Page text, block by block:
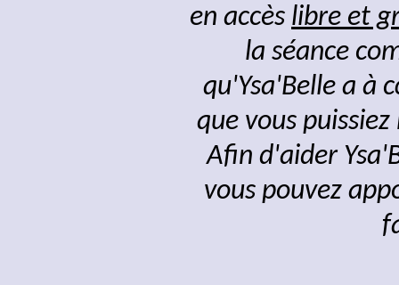
en accès libre et
la séance
qu'Ysa'Belle a à
que vous
Afin d'aider
vous pouvez